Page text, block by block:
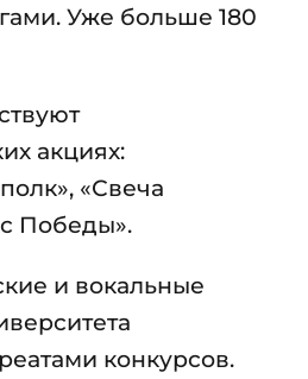
Уже больше 180
акциях:
«Свеча
Победы».
и вокальные
конкурсов.